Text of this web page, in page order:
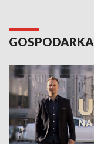
GOSPODARKA